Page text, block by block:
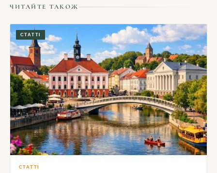
ЧИТАЙТЕ ТАКОЖ
СТАТТІ
СТАТТІ